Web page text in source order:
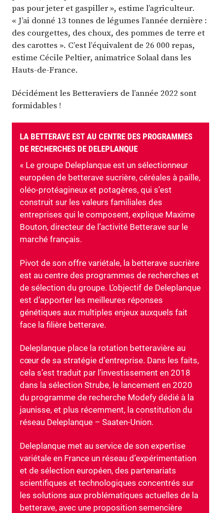
pas pour jeter et gaspiller », estime l’agriculteur.
« J’ai donné 13 tonnes de légumes l’année dernière :
des courgettes, des choux, des pommes de terre et
des carottes ». C’est l’équivalent de 26 000 repas,
estime Cécile Peltier, animatrice Solaal dans les
Hauts-de-France.
Décidément les Betteraviers de l’année 2022 sont
formidables !
LA BETTERAVE EST AU CENTRE DES PROGRAMMES
DE RECHERCHES DE DELEPLANQUE
« Le groupe Deleplanque est un sélectionneur
européen de betterave sucrière, céréales à paille,
oléo-protéagineux et potagères, qui s’est
construit sur les valeurs familiales des
entreprises qui le composent, explique Maxime
Bouton, directeur de l’activité Betterave sur le
marché français.
Pivot de son offre variétale, la betterave sucrière
est au centre des programmes de recherches et
de sélection du groupe. L’objectif de Deleplanque
est d’apporter les meilleures réponses
génétiques aux multiples enjeux auxquels fait
face la filière betterave.
Deleplanque place la rotation betteravière au
cœur de sa stratégie d’entreprise. Dans les faits,
cela s’est traduit par l’investissement en 2018
dans la sélection Strube, le lancement en 2020
du programme de recherche Modefy dédié à la
jaunisse, et plus récemment, la constitution du
réseau Deleplanque – Saaten-Union.
Deleplanque met au service de son expertise
variétale en France un réseau d’expérimentation
et de sélection européen, des partenariats
scientifiques et technologiques concentrés sur
les solutions aux problématiques actuelles de la
betterave, avec une proposition semencière